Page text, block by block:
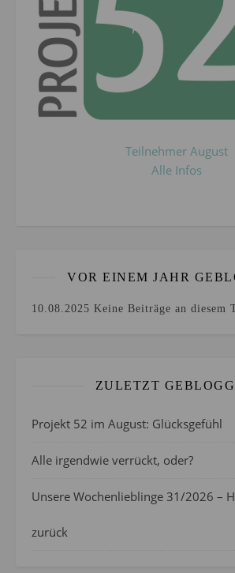
Teilnehmer August
Alle Infos
VOR EINEM JAHR
10.08.2025 Keine Beiträge an diesem
ZULETZT
Projekt 52 im August: Glücksgefühl
Alle irgendwie verrückt, oder?
Unsere Wochenlieblinge 31/2026 –
zurück